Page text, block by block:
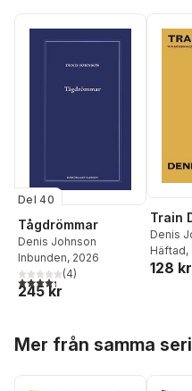
Del 40
Tågdrömmar
Denis Johnson
Inbunden, 2026
4,3utav 5 stjärnor. Totalt antal
(4)
245 kr
Train
Denis
Häftad,
128 kr
Mer från samma